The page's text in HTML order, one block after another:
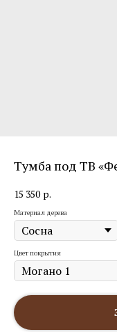
Тумба под TВ
15 350 р.
Материал дерева
Цвет покрытия